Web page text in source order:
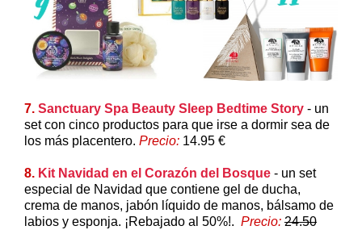
7. Sanctuary Spa Beauty Sleep Bedtime Story - un
set con cinco productos para que irse a dormir sea de
los más placentero. Precio: 14.95 €
8. Kit Navidad en el Corazón del Bosque - un set
especial de Navidad que contiene gel de ducha,
crema de manos, jabón líquido de manos, bálsamo de
labios y esponja. ¡Rebajado al 50%!. Precio: 24.50